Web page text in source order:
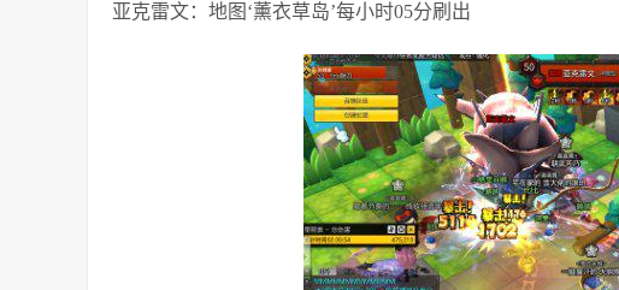
亚克雷文：地图‘薰衣草岛’每小时05分刷出